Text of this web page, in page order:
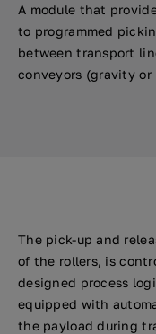
A module that
to programmed
between transport
conveyors (gravity or
The pick-up and
of the rollers, is
designed process
equipped with
the payload during